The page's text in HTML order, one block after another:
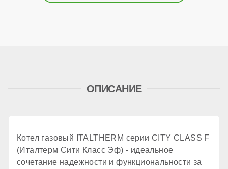
принудительное
2 шт.
ОПИСАНИЕ
Котел газовый ITALTHERM серии CITY CLASS F
(Италтерм Сити Класс Эф) - идеальное
сочетание надежности и функциональности за